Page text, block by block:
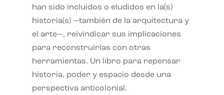
han sido incluidos o eludidos en la(s)
historia(s) —también de la arquitectura y
el arte—, reivindicar sus implicaciones
para reconstruirlas con otras
herramientas. Un libro para repensar
historia, poder y espacio desde una
perspectiva anticolonial.